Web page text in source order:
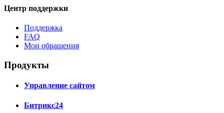
Центр поддержки
Поддержка
FAQ
Мои обращения
Продукты
Управление сайтом
Битрикс24